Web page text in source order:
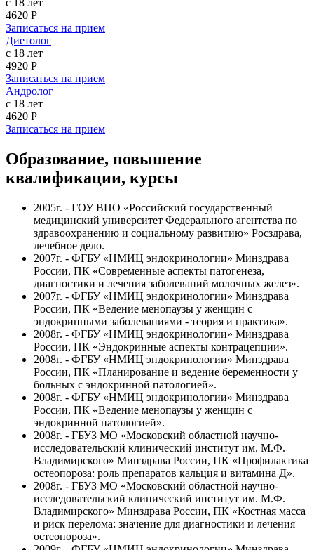
с 18 лет
4620 Р
Записаться на прием
Диетолог
с 18 лет
4920 Р
Записаться на прием
Андролог
с 18 лет
4620 Р
Записаться на прием
Образование, повышение
квалификации, курсы
2005г. - ГОУ ВПО «Российский государственный
медицинский университет Федерального агентства по
здравоохранению и социальному развитию» Росздрава,
лечебное дело.
2007г. - ФГБУ «НМИЦ эндокринологии» Минздрава
России, ПК «Современные аспекты патогенеза,
диагностики и лечения заболеваний молочных желез».
2007г. - ФГБУ «НМИЦ эндокринологии» Минздрава
России, ПК «Ведение менопаузы у женщин с
эндокринными заболеваниями - теория и практика».
2008г. - ФГБУ «НМИЦ эндокринологии» Минздрава
России, ПК «Эндокринные аспекты контрацепции».
2008г. - ФГБУ «НМИЦ эндокринологии» Минздрава
России, ПК «Планирование и ведение беременности у
больных с эндокринной патологией».
2008г. - ФГБУ «НМИЦ эндокринологии» Минздрава
России, ПК «Ведение менопаузы у женщин с
эндокринной патологией».
2008г. - ГБУЗ МО «Московский областной научно­-
исследовательский клинический институт им. М.Ф.
Владимирского» Минздрава России, ПК «Профилактика
остеопороза: роль препаратов кальция и витамина Д».
2008г. - ГБУЗ МО «Московский областной научно­-
исследовательский клинический институт им. М.Ф.
Владимирского» Минздрава России, ПК «Костная масса
и риск перелома: значение для диагностики и лечения
остеопороза».